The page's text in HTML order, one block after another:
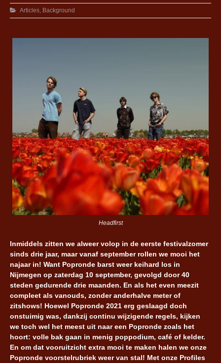
Articles, Background
Headfirst
Inmiddels zitten we alweer volop in de eerste festivalzomer
sinds drie jaar, maar vanaf september rollen we mooi het
najaar in! Want Popronde barst weer keihard los in
Nijmegen op zaterdag 10 september, gevolgd door 40
steden gedurende drie maanden. En als het even meezit
compleet als vanouds, zonder anderhalve meter of
zitshows! Hoewel Popronde 2021 erg geslaagd doch
onstuimig was, dankzij continu wijzigende regels, kijken
we toch wel het meest uit naar een Popronde zoals het
hoort: volle bak gaan in menig poppodium, café of kelder.
En om dat vooruitzicht extra mooi te maken halen we onze
Popronde voorstelrubriek weer van stal! Met onze Profiles